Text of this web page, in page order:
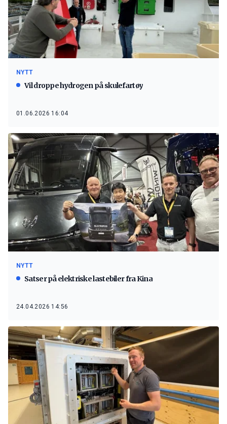
NYTT
Vil droppe hydrogen på skulefartøy
01.06.2026 16:04
NYTT
Satser på elektriske lastebiler fra Kina
24.04.2026 14:56